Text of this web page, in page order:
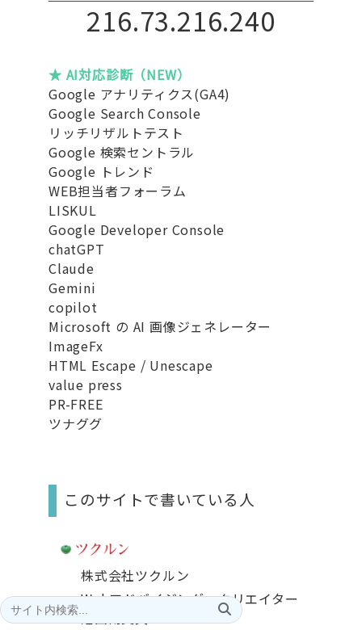
216.73.216.240
★ AI対応診断（NEW）
Google アナリティクス(GA4)
Google Search Console
リッチリザルトテスト
Google 検索セントラル
Google トレンド
WEB担当者フォーラム
LISKUL
Google Developer Console
chatGPT
Claude
Gemini
copilot
Microsoft の AI 画像ジェネレーター
ImageFx
HTML Escape / Unescape
value press
PR-FREE
ツナググ
このサイトで書いている人
株式会社ツクルン
Webアドバイジング・クリエイター
池田南美夫